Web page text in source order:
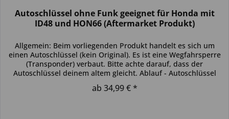
Autoschlüssel ohne Funk geeignet für Honda mit
ID48 und HON66 (Aftermarket Produkt)
Allgemein: Beim vorliegenden Produkt handelt es sich um
einen Autoschlüssel (kein Original). Es ist eine Wegfahrsperre
(Transponder) verbaut. Bitte achte darauf, dass der
Autoschlüssel deinem altem gleicht. Ablauf - Autoschlüssel
ab 34,99 € *